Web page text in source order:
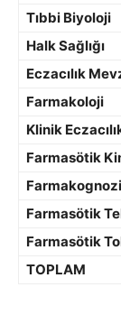
Tıbbi Biyoloji
Halk Sağlığı
Eczacılık
Farmakoloji
Klinik
Farmasötik
Farmasötik
Farmasötik
TOPLAM